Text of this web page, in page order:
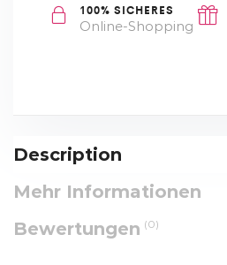
100% SICHERES
Online-Shopping
Description
Mehr Informationen
Bewertungen(0)